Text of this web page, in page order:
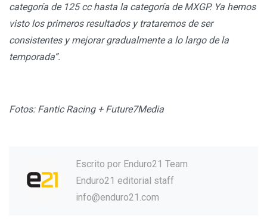
categoría de 125 cc hasta la categoría de MXGP. Ya hemos
visto los primeros resultados y trataremos de ser
consistentes y mejorar gradualmente a lo largo de la
temporada”.
Fotos: Fantic Racing + Future7Media
Escrito por Enduro21 Team
Enduro21 editorial staff
info@enduro21.com